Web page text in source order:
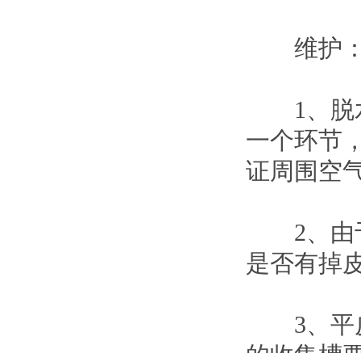
维护
1、脱水
一个环节
证周围空
2、由于
是否有掉
3、平皮